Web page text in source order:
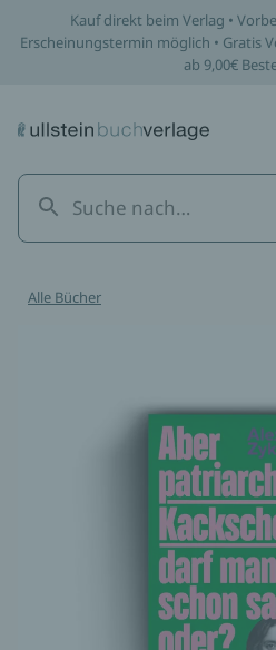
Kauf direkt beim Verlag •
Erscheinungstermin möglich • Gratis
ab 9,00€
Alle Bücher